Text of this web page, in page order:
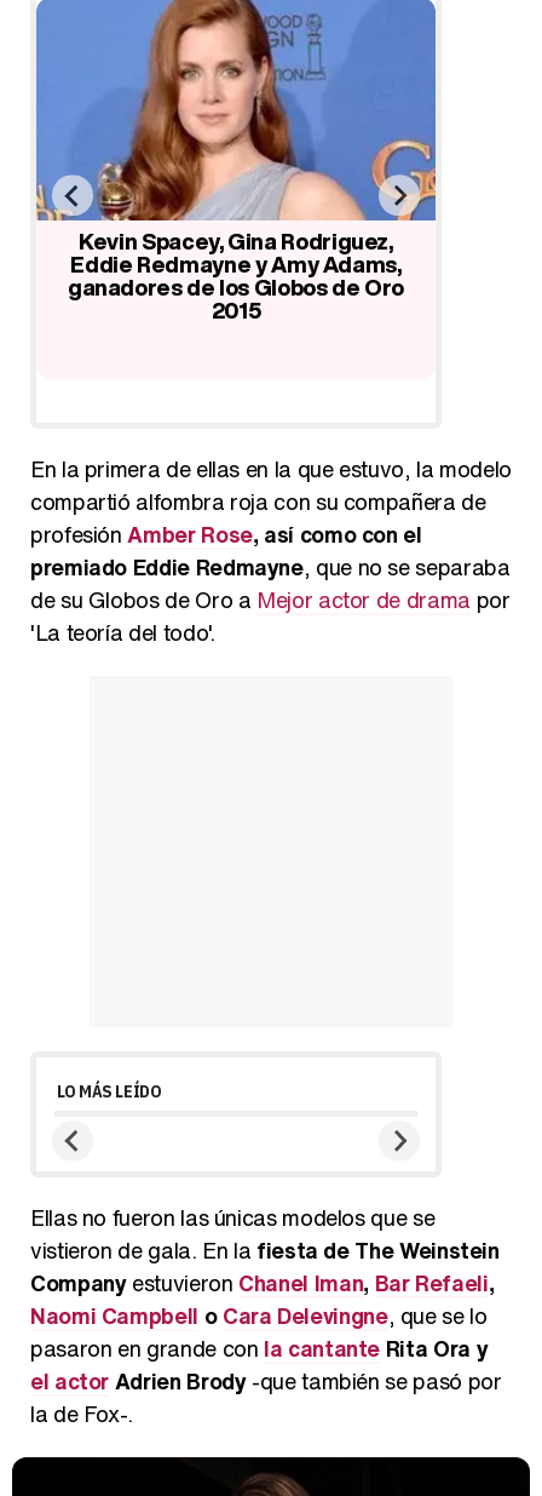
Kevin Spacey, Gina Rodriguez,
Eddie Redmayne y Amy Adams,
ganadores de los Globos de Oro
2015
En la primera de ellas en la que estuvo, la modelo
compartió alfombra roja con su compañera de
profesiónAmber Rose, así como con el
premiado Eddie Redmayne, que no se separaba
de su Globos de Oro a Mejor actor de drama por
'La teoría del todo'.
LO MÁS LEÍDO
Ellas no fueron las únicas modelos que se
vistieron de gala. En la fiesta de The Weinstein
Companyestuvieron Chanel Iman, Bar Refaeli,
Naomi Campbell oCara Delevingne, que se lo
pasaron en grande con la cantante Rita Ora y
el actorAdrien Brody-que también se pasó por
la de Fox-.